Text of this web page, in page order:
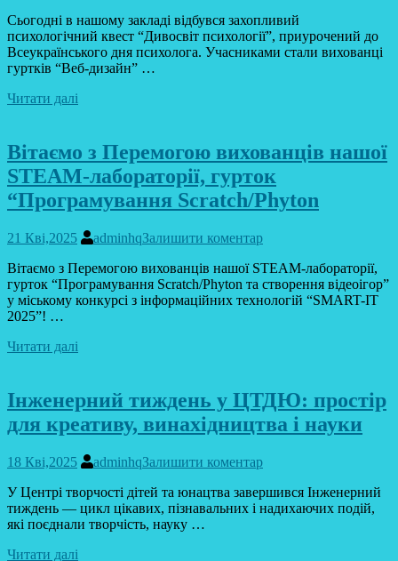
Сьогодні в нашому закладі відбувся захопливий
психологічний квест “Дивосвіт психології”, приурочений до
Всеукраїнського дня психолога. Учасниками стали вихованці
гуртків “Веб-дизайн” …
Читати далі
Вітаємо з Перемогою вихованців нашої
STEAM-лабораторії, гурток
“Програмування Scratch/Phyton
21 Кві,2025 adminhqЗалишити коментар
Вітаємо з Перемогою вихованців нашої STEAM-лабораторії,
гурток “Програмування Scratch/Phyton та створення відеоігор”
у міському конкурсі з інформаційних технологій “SMART-IT
2025”! …
Читати далі
Інженерний тиждень у ЦТДЮ: простір
для креативу, винахідництва і науки
18 Кві,2025 adminhqЗалишити коментар
У Центрі творчості дітей та юнацтва завершився Інженерний
тиждень — цикл цікавих, пізнавальних і надихаючих подій,
які поєднали творчість, науку …
Читати далі